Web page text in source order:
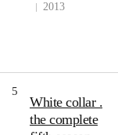
2013
5
White collar .
the complete